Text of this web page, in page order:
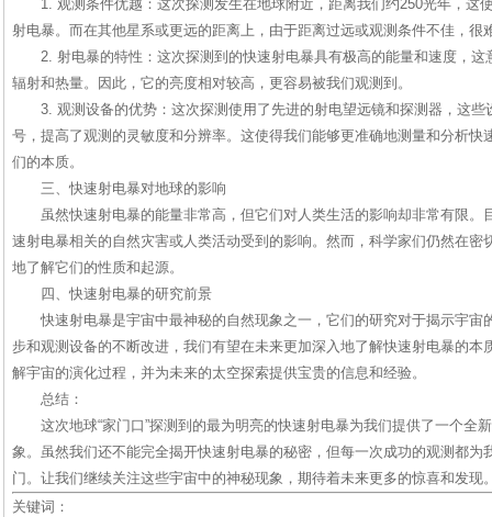
1. 观测条件优越：这次探测发生在地球附近，距离我们约250光年，这
射电暴。而在其他星系或更远的距离上，由于距离过远或观测条件不佳，很
2. 射电暴的特性：这次探测到的快速射电暴具有极高的能量和速度，
辐射和热量。因此，它的亮度相对较高，更容易被我们观测到。
3. 观测设备的优势：这次探测使用了先进的射电望远镜和探测器，这
号，提高了观测的灵敏度和分辨率。这使得我们能够更准确地测量和分析快
们的本质。
三、快速射电暴对地球的影响
虽然快速射电暴的能量非常高，但它们对人类生活的影响却非常有限。
速射电暴相关的自然灾害或人类活动受到的影响。然而，科学家们仍然在密
地了解它们的性质和起源。
四、快速射电暴的研究前景
快速射电暴是宇宙中最神秘的自然现象之一，它们的研究对于揭示宇宙
步和观测设备的不断改进，我们有望在未来更加深入地了解快速射电暴的本
解宇宙的演化过程，并为未来的太空探索提供宝贵的信息和经验。
总结：
这次地球“家门口”探测到的最为明亮的快速射电暴为我们提供了一个全
象。虽然我们还不能完全揭开快速射电暴的秘密，但每一次成功的观测都为
门。让我们继续关注这些宇宙中的神秘现象，期待着未来更多的惊喜和发现
关键词：